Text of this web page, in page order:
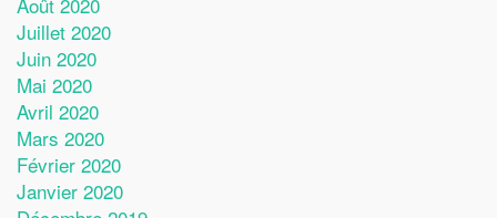
Juillet 2020
Juin 2020
Mai 2020
Avril 2020
Mars 2020
Février 2020
Janvier 2020